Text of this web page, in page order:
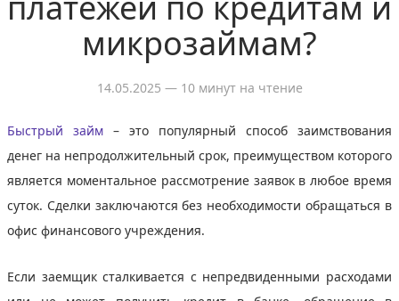
микрозаймам?
14.05.2025 — 10 минут на чтение
Быстрый займ – это популярный способ заимствования
денег на непродолжительный срок, преимуществом которого
является моментальное рассмотрение заявок в любое время
суток. Сделки заключаются без необходимости обращаться в
офис финансового учреждения.
Если заемщик сталкивается с непредвиденными расходами